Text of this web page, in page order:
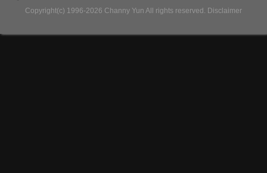
Copyright(c) 1996-2026 Channy Yun All rights reserved. Disclaimer